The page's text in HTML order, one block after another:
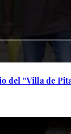
del “Villa de